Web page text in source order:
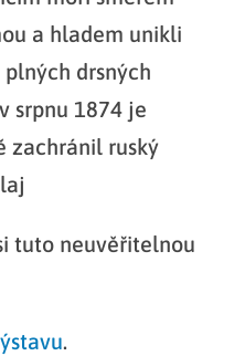
a hladem unikli
drsných
srpnu 1874 je
zachránil ruský
tuto neuvěřitelnou
.